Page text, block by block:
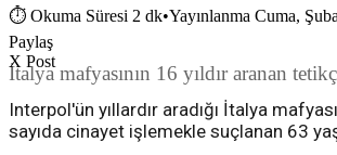
⏱ Okuma Süresi 2 dk•Yayınlanma Cuma,
Paylaş
X Post
İtalya mafyasının 16 yıldır aranan
Interpol'ün yıllardır aradığı İtalya
sayıda cinayet işlemekle suçlanan 63